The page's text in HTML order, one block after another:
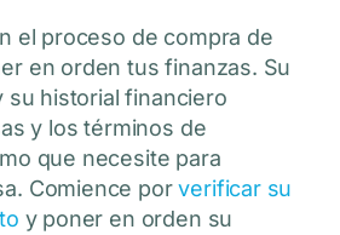
el proceso de compra de
en orden tus finanzas. Su
su historial financiero
y los términos de
que necesite para
Comience porverificar su
y poner en orden su